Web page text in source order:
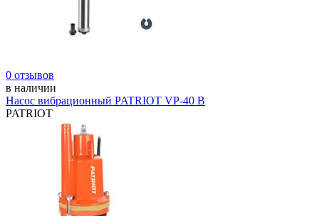
0 отзывов
в наличии
Насос вибрационный PATRIOT VP-40 B
PATRIOT